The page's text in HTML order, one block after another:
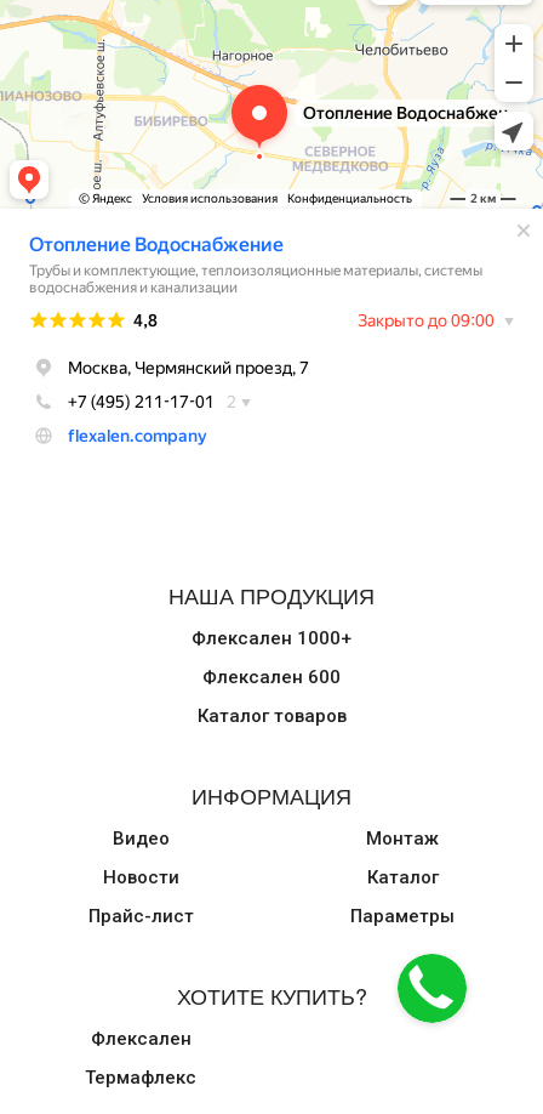
НАША ПРОДУКЦИЯ
Флексален 1000+
Флексален 600
Каталог товаров
ИНФОРМАЦИЯ
Видео
Новости
Прайс-лист
Монтаж
Каталог
Параметры
ХОТИТЕ КУПИТЬ?
Флексален
Термафлекс